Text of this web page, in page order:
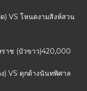
) VS โหนดงามสิงห์สวน
าช (บัวขาว)420,000
) VS ดุกด้างนันทพิศาล